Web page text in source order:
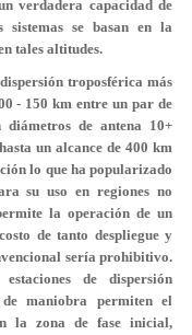
verdadera capacidad de
sistemas se basan en la
tales altitudes.
troposférica más
- 150 km entre un par de
diámetros de antena 10+
un alcance de 400 km
lo que ha popularizado
su uso en regiones no
la operación de un
de tanto despliegue y
sería prohibitivo.
de dispersión
maniobra permiten el
la zona de fase inicial,